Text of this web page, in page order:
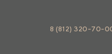
8 (812) 320-70-